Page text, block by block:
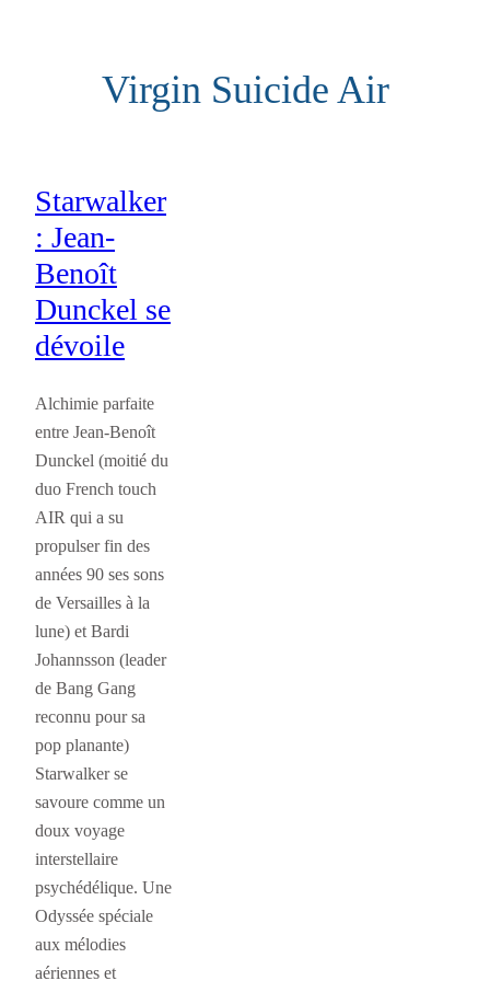
Virgin Suicide Air
Starwalker
: Jean-
Benoît
Dunckel se
dévoile
Alchimie parfaite
entre Jean-Benoît
Dunckel (moitié du
duo French touch
AIR qui a su
propulser fin des
années 90 ses sons
de Versailles à la
lune) et Bardi
Johannsson (leader
de Bang Gang
reconnu pour sa
pop planante)
Starwalker se
savoure comme un
doux voyage
interstellaire
psychédélique. Une
Odyssée spéciale
aux mélodies
aériennes et